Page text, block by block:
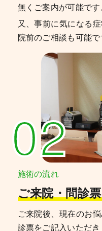
無くご案内が可能です
又、事前に気になる
院前のご相談も可能で
02
施術の流れ
ご来院・問診
ご来院後、現在のお
診票をご記入いただき